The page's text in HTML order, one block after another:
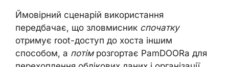
Ймовірний сценарій використання
передбачає, що зловмисник спочатку
отримує root-доступ до хоста іншим
способом, а потімрозгортає PamDOORa для